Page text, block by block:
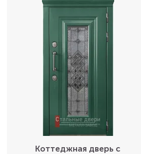
Коттеджная дверь с